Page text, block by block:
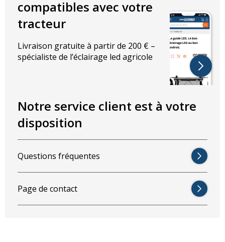
compatibles avec votre
tracteur
Livraison gratuite à partir de 200 € –
spécialiste de l’éclairage led agricole
Notre service client est à votre
disposition
Questions fréquentes
Page de contact